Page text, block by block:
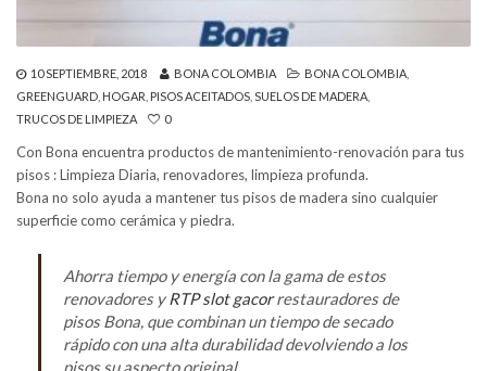
10 SEPTIEMBRE, 2018 BONA COLOMBIA BONA COLOMBIA
GREENGUARD HOGAR PISOS ACEITADOS SUELOS DE MADERA
TRUCOS DE LIMPIEZA
0
Con Bona encuentra productos de mantenimiento-renovación para tus
pisos : Limpieza Diaria, renovadores, limpieza profunda.
Bona no solo ayuda a mantener tus pisos de madera sino cualquier
superficie como cerámica y piedra.
Ahorra tiempo y energía con la gama de estos
renovadores yRTP slot gacorrestauradores de
pisos Bona, que combinan un tiempo de secado
rápido con una alta durabilidad devolviendo a los
pisos su aspecto original.